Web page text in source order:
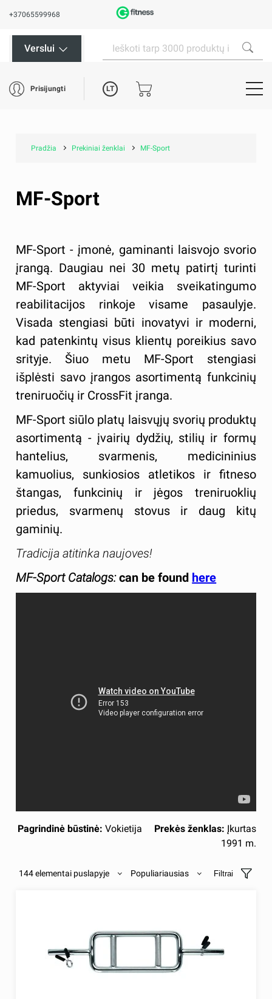
+37065599968
Verslui
Prisijungti LT
Pradžia Prekiniai ženklai MF-Sport
MF-Sport
MF-Sport - įmonė, gaminanti laisvojo svorio
įrangą. Daugiau nei 30 metų patirtį turinti
MF-Sport aktyviai veikia sveikatingumo
reabilitacijos rinkoje visame pasaulyje.
Visada stengiasi būti inovatyvi ir moderni,
kad patenkintų visus klientų poreikius savo
srityje. Šiuo metu MF-Sport stengiasi
išplėsti savo įrangos asortimentą funkcinių
treniruočių ir CrossFit įranga.
MF-Sport siūlo platų laisvųjų svorių produktų
asortimentą - įvairių dydžių, stilių ir formų
hantelius, svarmenis, medicininius
kamuolius, sunkiosios atletikos ir fitneso
štangas, funkcinių ir jėgos treniruoklių
priedus, svarmenų stovus ir daug kitų
gaminių.
Tradicija atitinka naujoves!
MF-Sport Catalogs:can be found here
Pagrindinė būstinė: Vokietija Prekės ženklas: Įkurtas
1991 m.
144 elementai puslapyje Populiariausias Filtrai